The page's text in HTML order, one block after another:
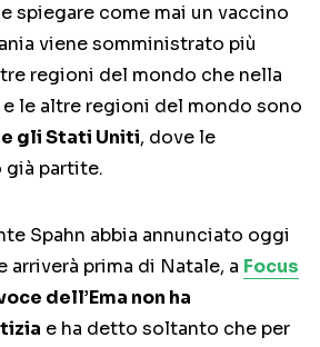
spiegare come mai un vaccino
viene somministrato più
regioni del mondo che nella
e le altre regioni del mondo sono
gli Stati Uniti, dove le
già partite.
Spahn abbia annunciato oggi
arriverà prima di Natale, a Focus
dell’Ema non ha
e ha detto soltanto che per